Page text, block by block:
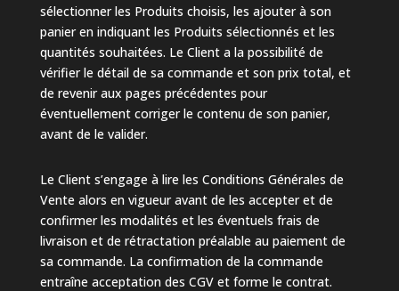
sélectionner les Produits choisis, les ajouter à son
panier en indiquant les Produits sélectionnés et les
quantités souhaitées. Le Client a la possibilité de
vérifier le détail de sa commande et son prix total, et
de revenir aux pages précédentes pour
éventuellement corriger le contenu de son panier,
avant de le valider.
Le Client s’engage à lire les Conditions Générales de
Vente alors en vigueur avant de les accepter et de
confirmer les modalités et les éventuels frais de
livraison et de rétractation préalable au paiement de
sa commande. La confirmation de la commande
entraîne acceptation des CGV et forme le contrat.